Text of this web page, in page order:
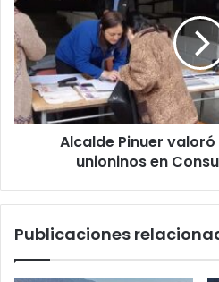
valoró
participación
de
unioninos
en
Consulta
Ciudadana
Alcalde Pinuer
unioninos en
Publicaciones